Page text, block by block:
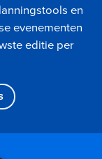
en
evenementen
editie per